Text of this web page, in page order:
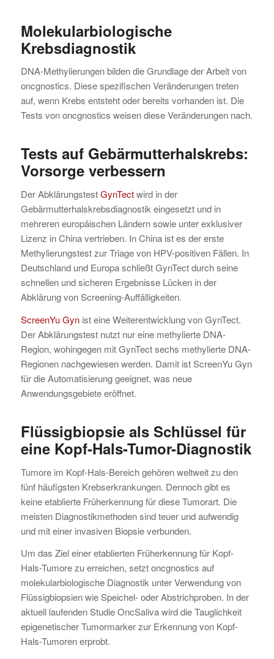
Molekularbiologische
Krebsdiagnostik
DNA-Methylierungen bilden die Grundlage der Arbeit von
oncgnostics. Diese spezifischen Veränderungen treten
auf, wenn Krebs entsteht oder bereits vorhanden ist. Die
Tests von oncgnostics weisen diese Veränderungen nach.
Tests auf Gebärmutterhalskrebs:
Vorsorge verbessern
Der AbklärungstestGynTectwird in der
Gebärmutterhalskrebsdiagnostik eingesetzt und in
mehreren europäischen Ländern sowie unter exklusiver
Lizenz in China vertrieben. In China ist es der erste
Methylierungstest zur Triage von HPV-positiven Fällen. In
Deutschland und Europa schließt GynTect durch seine
schnellen und sicheren Ergebnisse Lücken in der
Abklärung von Screening-Auffälligkeiten.
ScreenYu Gynist eine Weiterentwicklung von GynTect.
Der Abklärungstest nutzt nur eine methylierte DNA-
Region, wohingegen mit GynTect sechs methylierte DNA-
Regionen nachgewiesen werden. Damit ist ScreenYu Gyn
für die Automatisierung geeignet, was neue
Anwendungsgebiete eröffnet.
Flüssigbiopsie als Schlüssel für
eine Kopf-Hals-Tumor-Diagnostik
Tumore im Kopf-Hals-Bereich gehören weltweit zu den
fünf häufigsten Krebserkrankungen. Dennoch gibt es
keine etablierte Früherkennung für diese Tumorart. Die
meisten Diagnostikmethoden sind teuer und aufwendig
und mit einer invasiven Biopsie verbunden.
Um das Ziel einer etablierten Früherkennung für Kopf-
Hals-Tumore zu erreichen, setzt oncgnostics auf
molekularbiologische Diagnostik unter Verwendung von
Flüssigbiopsien wie Speichel- oder Abstrichproben. In der
aktuell laufenden Studie OncSaliva wird die Tauglichkeit
epigenetischer Tumormarker zur Erkennung von Kopf-
Hals-Tumoren erprobt.